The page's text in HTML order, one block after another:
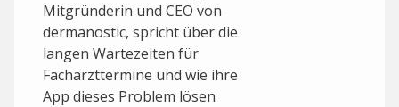
Mitgründerin und CEO von
dermanostic, spricht über die
langen Wartezeiten für
Facharzttermine und wie ihre
App dieses Problem lösen